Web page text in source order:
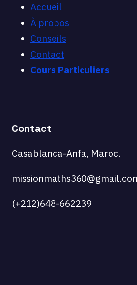
Accueil
À propos
Conseils
Contact
Cours Particuliers
Contact
Casablanca-Anfa, Maroc.
(+212)648-662239